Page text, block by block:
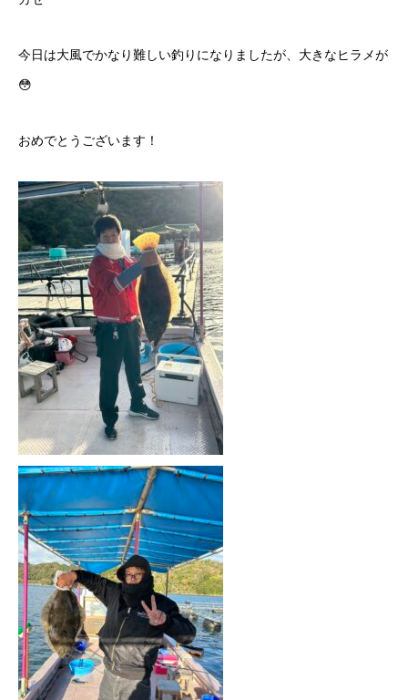
今日は大風でかなり難しい釣りになりましたが、大きなヒラメが
😳
おめでとうございます！